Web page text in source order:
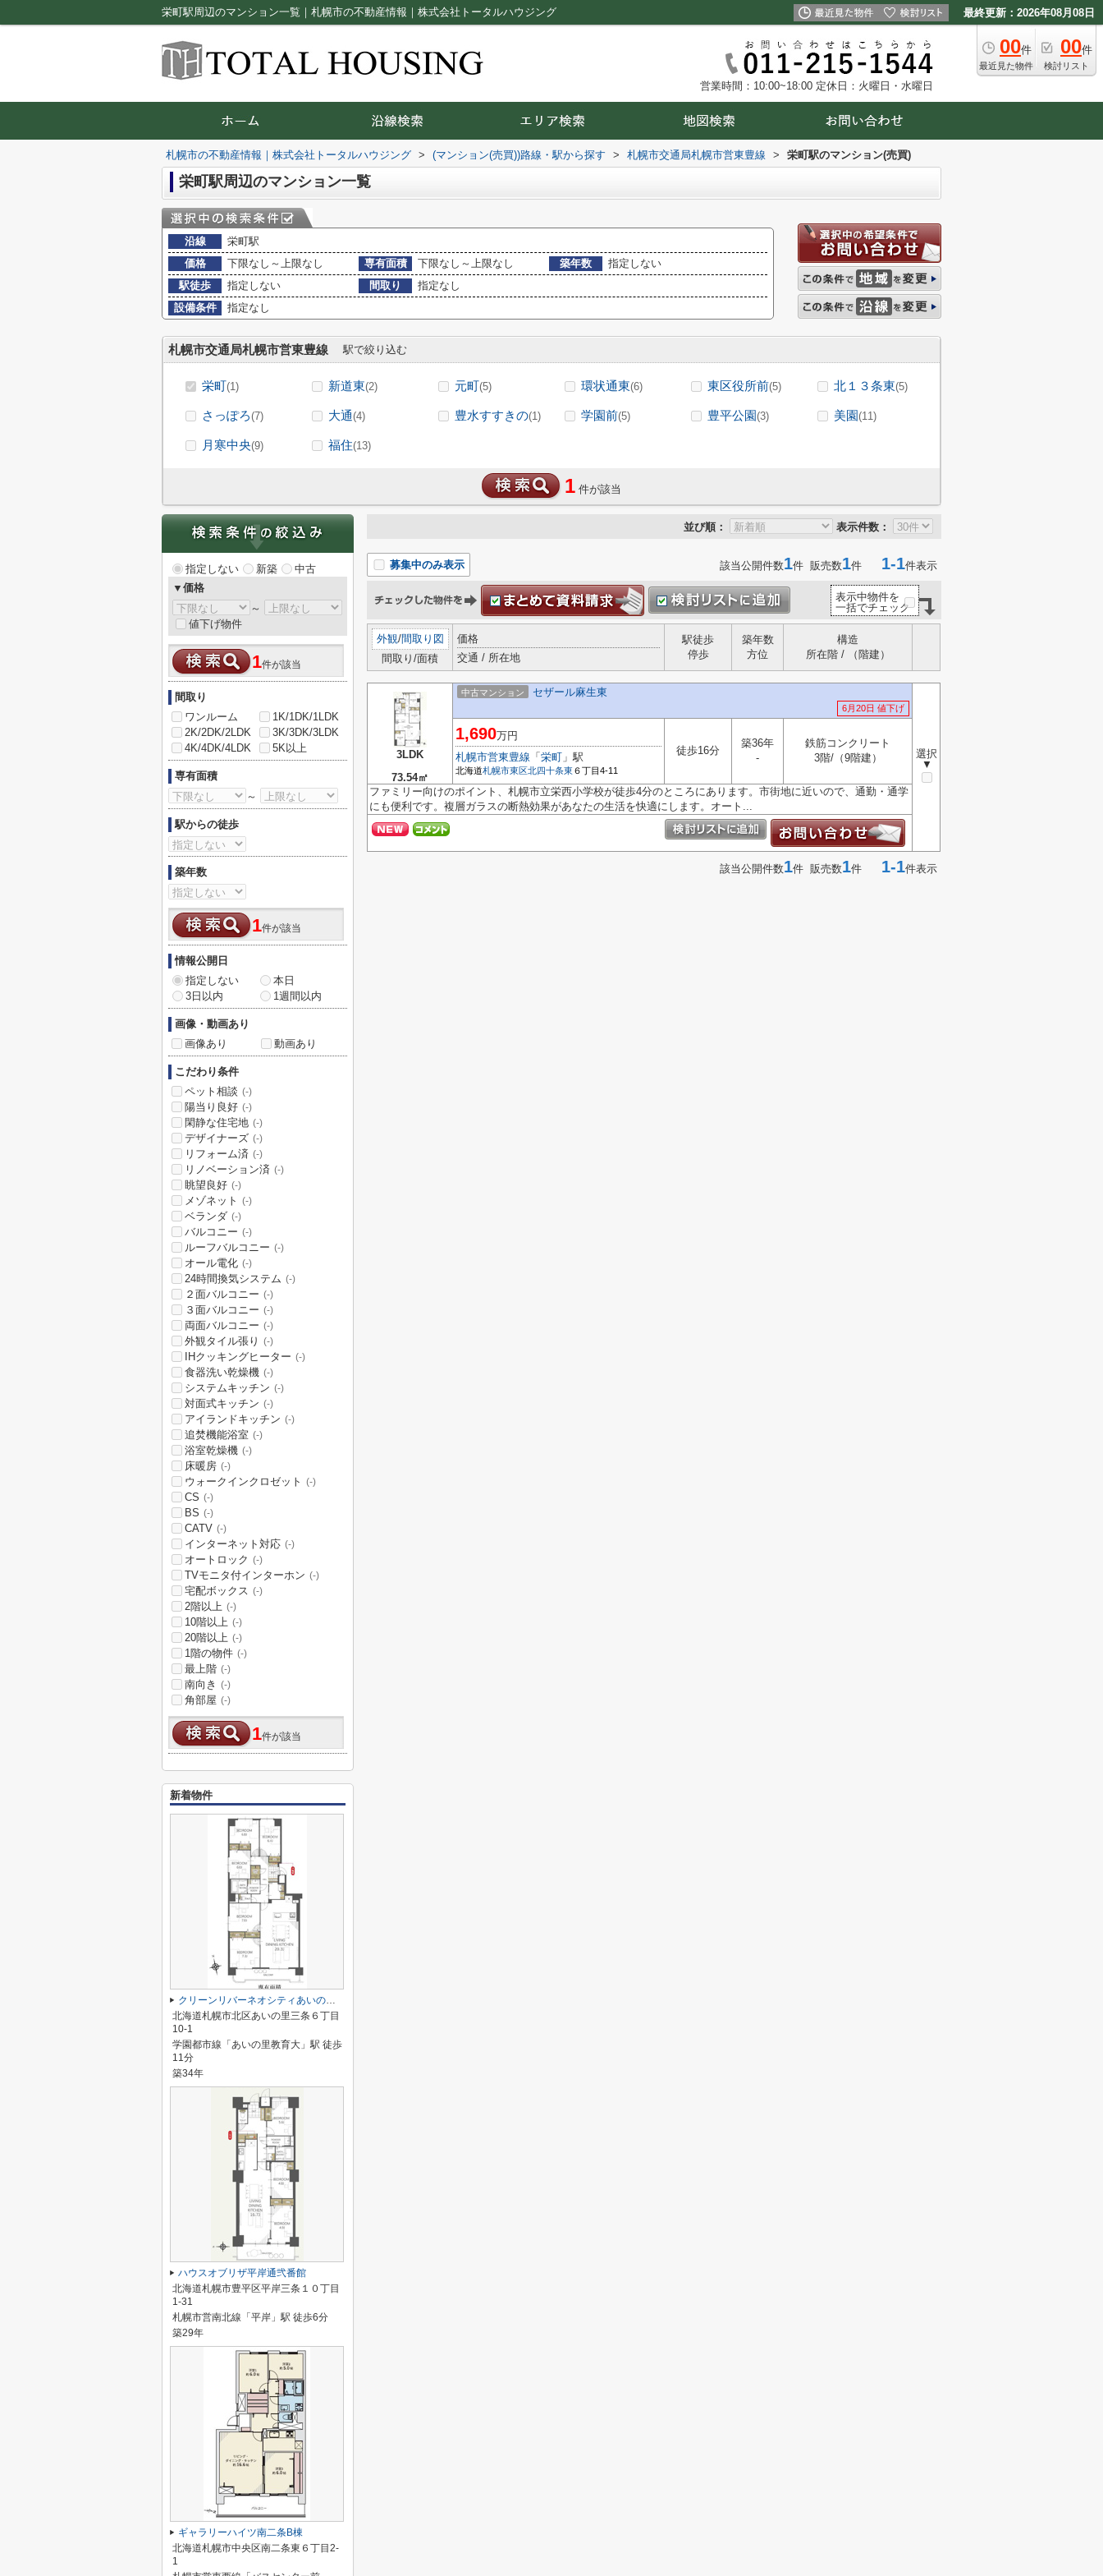
栄町駅周辺のマンション一覧｜札幌市の不動産情報｜株式会社トータルハウジング 最終更新：2026年08月08日
00件
最近見た物件
00件
検討リスト
営業時間：10:00~18:00 定休日：火曜日・水曜日
札幌市の不動産情報｜株式会社トータルハウジング > (マンション(売買))路線・駅から探す > 札幌市交通局札幌市営東豊線 > 栄町駅のマンション(売買)
栄町駅周辺のマンション一覧
沿線
栄町駅
価格
下限なし～上限なし 専有面積 下限なし～上限なし 築年数
指定しない
駅徒歩
指定しない 間取り
指定なし
設備条件
指定なし
札幌市交通局札幌市営東豊線 駅で絞り込む
栄町(1) 新道東(2) 元町(5) 環状通東(6) 東区役所前(5) 北１３条東(5)
さっぽろ(7) 大通(4) 豊水すすきの(1) 学園前(5) 豊平公園(3) 美園(11)
月寒中央(9) 福住(13)
1 件が該当
並び順： 表示件数：
募集中のみ表示 該当公開件数1件 販売数1件 1-1件表示
表示中物件を
一括でチェック
外観/間取り図
間取り/面積
価格
交通 / 所在地
駅徒歩
停歩
築年数
方位
構造
所在階 / （階建）
3LDK
73.54㎡
中古マンション セザール麻生東
6月20日 値下げ
選択
▼
1,690万円
札幌市営東豊線 「 栄町 」駅
北海道札幌市東区北四十条東６丁目4-11
徒歩16分
築36年
-
鉄筋コンクリート
3階/（9階建）
ファミリー向けのポイント、札幌市立栄西小学校が徒歩4分のところにあります。市街地に近いので、通勤・通学
にも便利です。複層ガラスの断熱効果があなたの生活を快適にします。オート...
該当公開件数1件 販売数1件 1-1件表示
指定しない 新築
中古
▼価格
～
値下げ物件
1件が該当
間取り
ワンルーム
1K/1DK/1LDK
2K/2DK/2LDK
3K/3DK/3LDK
4K/4DK/4LDK
5K以上
専有面積
～
駅からの徒歩
築年数
1件が該当
情報公開日
指定しない
本日
3日以内
1週間以内
画像・動画あり
画像あり
動画あり
こだわり条件
ペット相談 (-)
陽当り良好 (-)
閑静な住宅地 (-)
デザイナーズ (-)
リフォーム済 (-)
リノベーション済 (-)
眺望良好 (-)
メゾネット (-)
ベランダ (-)
バルコニー (-)
ルーフバルコニー (-)
オール電化 (-)
24時間換気システム (-)
２面バルコニー (-)
３面バルコニー (-)
両面バルコニー (-)
外観タイル張り (-)
IHクッキングヒーター (-)
食器洗い乾燥機 (-)
システムキッチン (-)
対面式キッチン (-)
アイランドキッチン (-)
追焚機能浴室 (-)
浴室乾燥機 (-)
床暖房 (-)
ウォークインクロゼット (-)
CS (-)
BS (-)
CATV (-)
インターネット対応 (-)
オートロック (-)
TVモニタ付インターホン (-)
宅配ボックス (-)
2階以上 (-)
10階以上 (-)
20階以上 (-)
1階の物件 (-)
最上階 (-)
南向き (-)
角部屋 (-)
1件が該当
新着物件
クリーンリバーネオシティあいの里Cステージ
北海道札幌市北区あいの里三条６丁目
10-1
学園都市線「あいの里教育大」駅 徒歩
11分
築34年
ハウスオブリザ平岸通弐番館
北海道札幌市豊平区平岸三条１０丁目
1-31
札幌市営南北線「平岸」駅 徒歩6分
築29年
ギャラリーハイツ南二条B棟
北海道札幌市中央区南二条東６丁目2-
1